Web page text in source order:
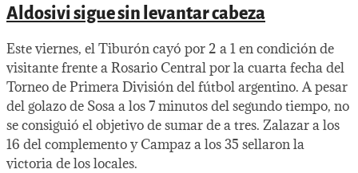
Aldosivi sigue sin levantar cabeza
Este viernes, el Tiburón cayó por 2 a 1 en condición de
visitante frente a Rosario Central por la cuarta fecha del
Torneo de Primera División del fútbol argentino. A pesar
del golazo de Sosa a los 7 minutos del segundo tiempo, no
se consiguió el objetivo de sumar de a tres. Zalazar a los
16 del complemento y Campaz a los 35 sellaron la
victoria de los locales.